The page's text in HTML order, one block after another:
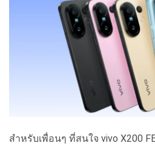
สำหรับเพื่อนๆ ที่สนใจ vivo X200